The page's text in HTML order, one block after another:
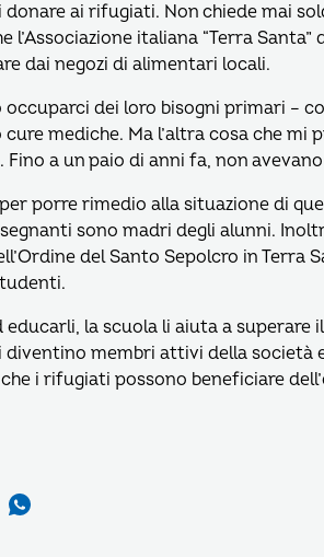
donare ai rifugiati. Non chiede mai
l’Associazione italiana “Terra
dai negozi di alimentari locali.
occuparci dei loro bisogni primari –
cure mediche. Ma l’altra cosa che
a un paio di anni fa, non avevano
porre rimedio alla situazione di
sono madri degli alunni.
del Santo Sepolcro in Terra
educarli, la scuola li aiuta a superare
membri attivi della società
i rifugiati possono beneficiare